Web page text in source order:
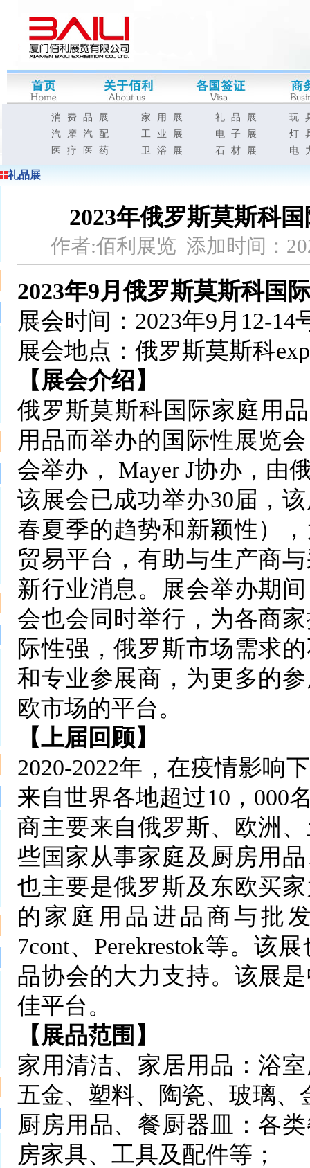
消费品展 |家用展 |礼品展 |玩
汽摩汽配
|工业展 电子展 |灯
医疗医药
|卫浴展 |石材展 电
礼品展
2023年俄罗斯莫斯科
作者:佰利展览 添加时间：
2023年9月俄罗斯莫斯科国
展会时间：2023年9月12-14
展会地点：俄罗斯莫斯科
【展会介绍】
俄罗斯莫斯科国际家庭用
用品而举办的国际性展览
会举办， Mayer J协办，由
该展会已成功举办30届，
春夏季的趋势和新颖性）
贸易平台，有助与生产商
新行业消息。展会举办期
会也会同时举行，为各商
际性强，俄罗斯市场需求
和专业参展商，为更多的
欧市场的平台。
【上届回顾】
2020-2022年，在疫情影响
来自世界各地超过10，000
商主要来自俄罗斯、欧洲
些国家从事家庭及厨房用
也主要是俄罗斯及东欧买
的家庭用品进品商与批
7cont、Perekrestok等。该
品协会的大力支持。该展
佳平台。
【展品范围】
家用清洁、家居用品：浴
五金、塑料、陶瓷、玻璃、
厨房用品、餐厨器皿：各
房家具、工具及配件等；